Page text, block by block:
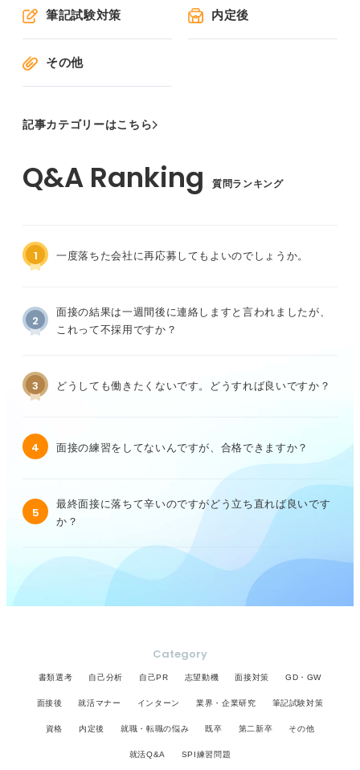
筆記試験対策 内定後
その他
記事カテゴリーはこちら
質問ランキング
1 一度落ちた会社に再応募してもよいのでしょうか。
2
面接の結果は一週間後に連絡しますと言われましたが、
これって不採用ですか？
3 どうしても働きたくないです。どうすれば良いですか？
4 面接の練習をしてないんですが、合格できますか？
5
最終面接に落ちて辛いのですがどう立ち直れば良いです
か？
Category
書類選考 自己分析 自己PR 志望動機 面接対策 GD・GW
面接後 就活マナー インターン 業界・企業研究 筆記試験対策
資格 内定後 就職・転職の悩み 既卒 第二新卒 その他
就活Q&A SPI練習問題